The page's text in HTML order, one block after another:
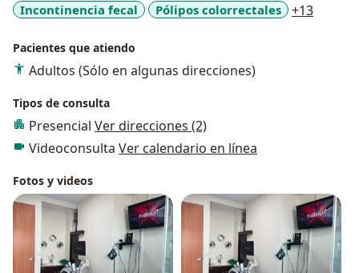
Incontinencia fecal
Pólipos colorrectales +13
Pacientes que atiendo
Adultos (Sólo en algunas direcciones)
Tipos de consulta
Presencial Ver direcciones (2)
Videoconsulta Ver calendario en línea
Fotos y videos